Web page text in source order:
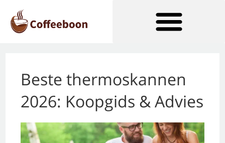
Beste thermoskannen
2026: Koopgids & Advies